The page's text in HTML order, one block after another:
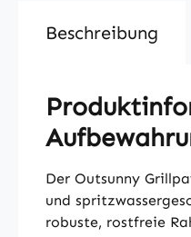
Beschreibung
Der Outsunny
und
robuste, rostfreie